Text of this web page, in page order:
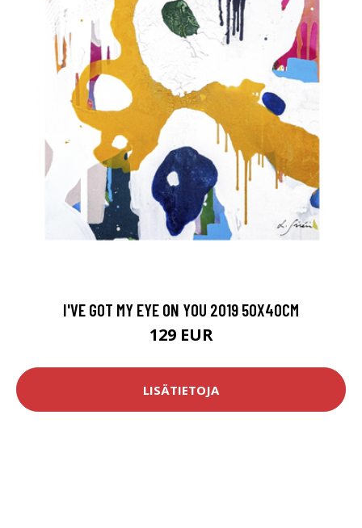
I'VE GOT MY EYE ON YOU 2019 50X40CM
129 EUR
LISÄTIETOJA